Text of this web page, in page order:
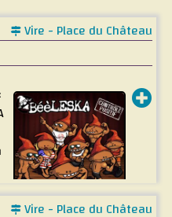
Vire - Place du Château
Vire - Place du Château